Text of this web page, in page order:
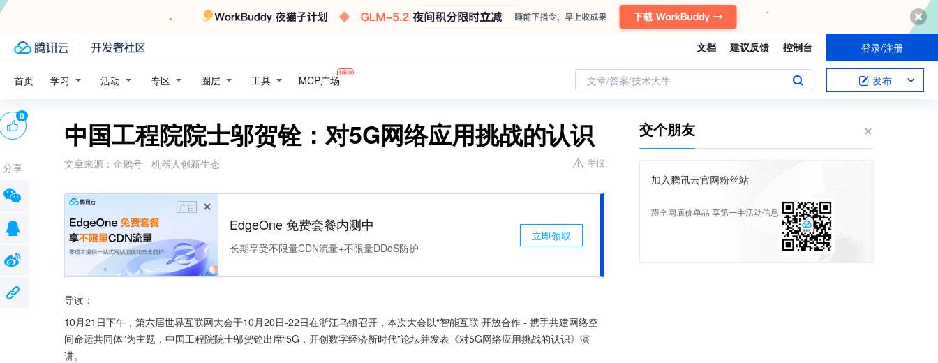
文档 建议反馈 控制台 登录/注册
首页 学习 活动 专区 圈层 工具 MCP广场 文章/答案/技术大牛 发布
中国工程院院士邬贺铨：对5G网络应用挑战的认识
文章来源： 企鹅号 - 机器人创新生态 举报
广告
EdgeOne 免费套餐内测中
长期享受不限量CDN流量+不限量DDoS防护
立即领取
导读：
10月21日下午，第六届世界互联网大会于10月20日-22日在浙江乌镇召开，本次大会以“智能互联 开放合作 - 携手共建网络空
间命运共同体”为主题，中国工程院院士邬贺铨出席“5G，开创数字经济新时代”论坛并发表《对5G网络应用挑战的认识》演
讲。
0
分享
交个朋友
加入腾讯云官网粉丝站
蹲全网底价单品 享第一手活动信息